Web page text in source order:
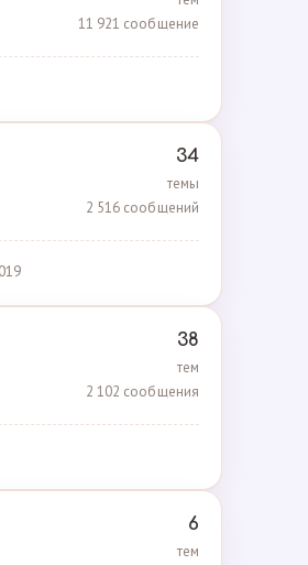
11 921 сообщение
34
темы
2 516 сообщений
38
тем
2 102 сообщения
6
тем